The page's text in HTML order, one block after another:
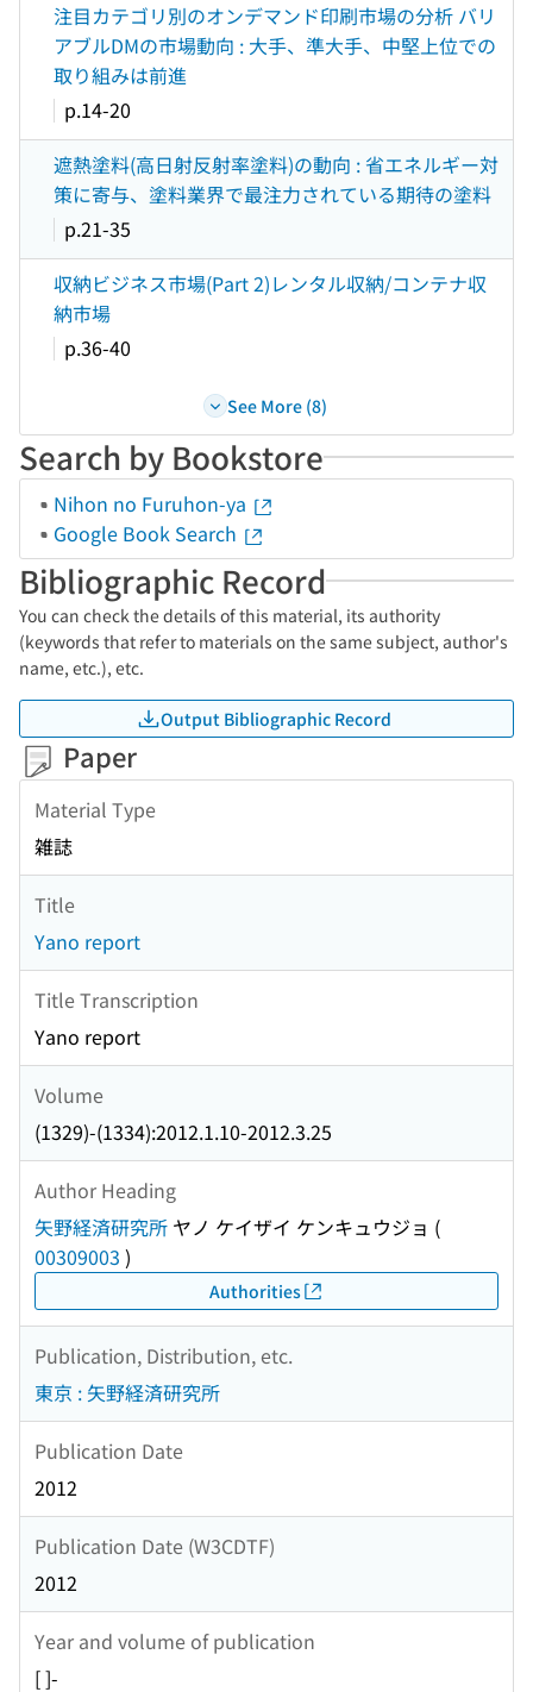
注目カテゴリ別のオンデマンド印刷市場の分析 バリ
アブルDMの市場動向 : 大手、準大手、中堅上位での
取り組みは前進
p.14-20
遮熱塗料(高日射反射率塗料)の動向 : 省エネルギー対
策に寄与、塗料業界で最注力されている期待の塗料
p.21-35
収納ビジネス市場(Part 2)レンタル収納/コンテナ収
納市場
p.36-40
See More (8)
Search by Bookstore
Nihon no Furuhon-ya
Google Book Search
Bibliographic Record
You can check the details of this material, its authority
(keywords that refer to materials on the same subject, author's
name, etc.), etc.
Output Bibliographic Record
Paper
Material Type
雑誌
Title
Yano report
Title Transcription
Yano report
Volume
(1329)-(1334):2012.1.10-2012.3.25
Author Heading
矢野経済研究所 ヤノ ケイザイ ケンキュウジョ (
00309003 )
Authorities
Publication, Distribution, etc.
東京 : 矢野経済研究所
Publication Date
2012
Publication Date (W3CDTF)
2012
Year and volume of publication
[ ]-